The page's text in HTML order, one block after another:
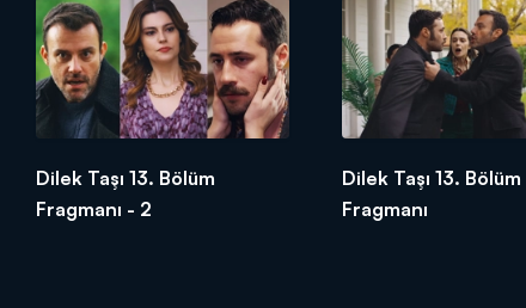
Dilek Taşı 13. Bölüm
Fragmanı - 2
Dilek Taşı 13. Bölüm
Fragmanı